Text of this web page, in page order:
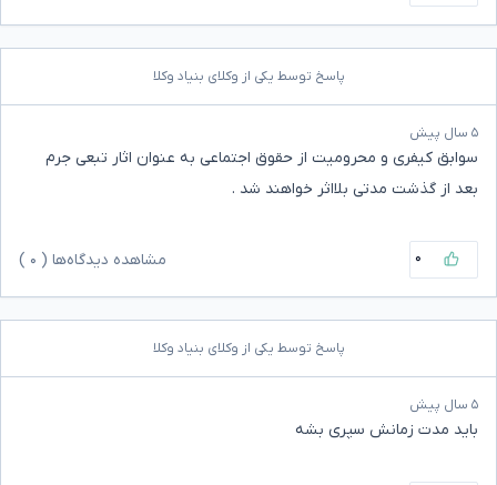
پاسخ توسط یکی از وکلای بنیاد وکلا
۵ سال پیش
سوابق کیفری و محرومیت از حقوق اجتماعی به عنوان اثار تبعی جرم
بعد از گذشت مدتی بلااثر خواهند شد .
۰ مشاهده دیدگاه‌ها ( ۰
پاسخ توسط یکی از وکلای بنیاد وکلا
۵ سال پیش
باید مدت زمانش سپری بشه